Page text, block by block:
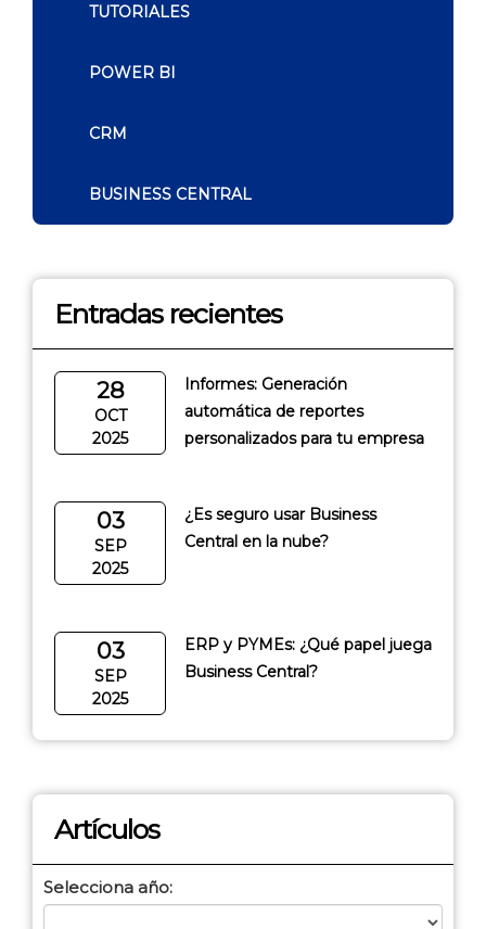
TUTORIALES
POWER BI
CRM
BUSINESS CENTRAL
Entradas recientes
28
OCT
2025
Informes: Generación
automática de reportes
personalizados para tu empresa
03
SEP
2025
¿Es seguro usar Business
Central en la nube?
03
SEP
2025
ERP y PYMEs: ¿Qué papel juega
Business Central?
Artículos
Selecciona año: